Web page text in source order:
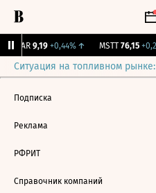
UTAR 9,19 +0,44%↑ MSTT 76,15
Ситуация на топливном
Подписка
Реклама
РФРИТ
Справочник компаний